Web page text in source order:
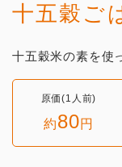
十五穀ご
十五穀米の素を使
原価(1人前)
約80円